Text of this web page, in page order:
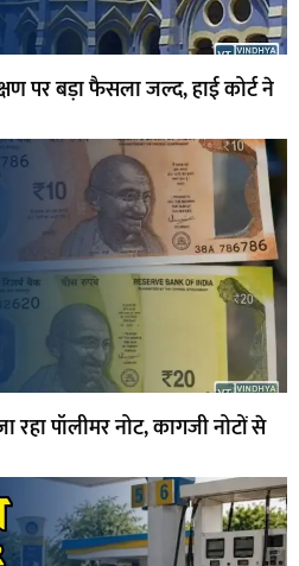
पर बड़ा फैसला जल्द, हाई कोर्ट ने
पॉलीमर नोट, कागजी नोटों से